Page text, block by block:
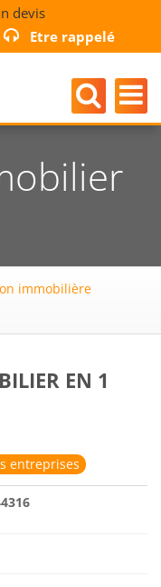
devis
Etre rappelé
immobilière
EN 1
entreprises